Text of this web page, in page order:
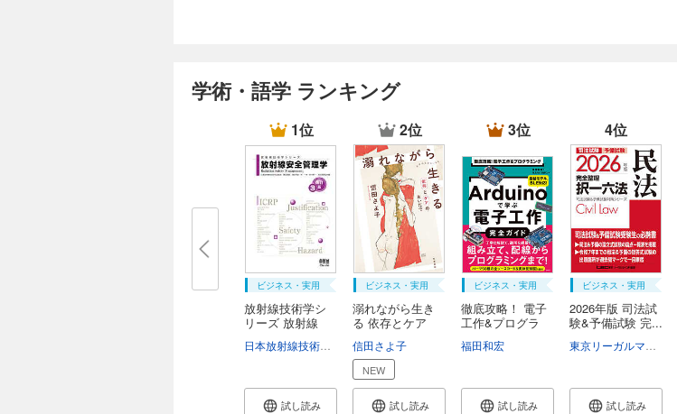
学術・語学 ランキング
1位
ビジネス・実用
放射線技術学シ
リーズ 放射線
磯辺智範 清水秀雄 南一幸 鈴木昇一 西谷源展
試し読み
2位
ビジネス・実用
溺れながら生き
る 依存とケア
信田さよ子
NEW
試し読み
3位
ビジネス・実用
徹底攻略！ 電子
工作&プログラ
福田和宏
試し読み
4位
ビジネス・実用
2026年版 司法試
験&予備試験 完...
試し読み